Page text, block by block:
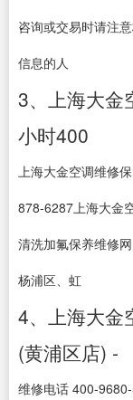
咨询或交易时请注
信息的人
3、上海大金
小时400
上海大金空调维修
878-6287上海大金
清洗加氟保养维修
杨浦区、虹
4、上海大
(黄浦区店) -
维修电话 400-